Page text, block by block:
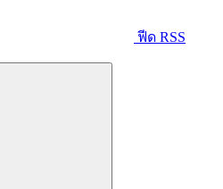
ฟีด RSS